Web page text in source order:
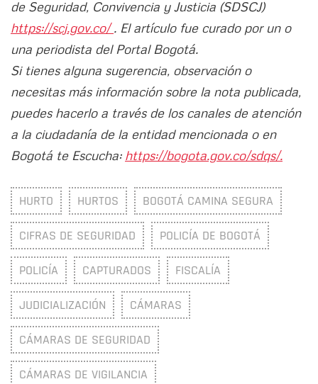
de Seguridad, Convivencia y Justicia (SDSCJ)
https://scj.gov.co/. El artículo fue curado por un o
una periodista del Portal Bogotá.
Si tienes alguna sugerencia, observación o
necesitas más información sobre la nota publicada,
puedes hacerlo a través de los canales de atención
a la ciudadanía de la entidad mencionada o en
Bogotá te Escucha: https://bogota.gov.co/sdqs/.
HURTO HURTOS BOGOTÁ CAMINA SEGURA
CIFRAS DE SEGURIDAD POLICÍA DE BOGOTÁ
POLICÍA CAPTURADOS FISCALÍA
JUDICIALIZACIÓN CÁMARAS
CÁMARAS DE SEGURIDAD
CÁMARAS DE VIGILANCIA